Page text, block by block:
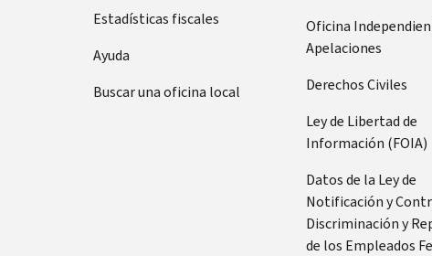
Estadísticas fiscales
Ayuda
Buscar una oficina local
Oficina
Apelaciones
Derechos Civiles
Ley de Libertad de
Información (FOIA)
Datos de la Ley de
Notificación y
Discriminación y
de los Empleados